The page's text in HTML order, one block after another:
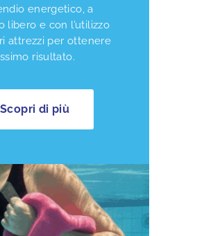
energetico, a
libero e con l’utilizzo
attrezzi per ottenere
risultato.
Scopri di più